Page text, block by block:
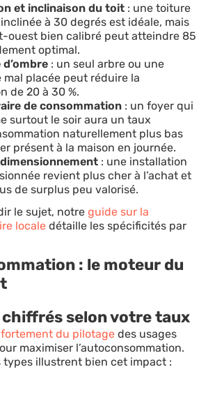
et inclinaison du toit: une toiture
à 30 degrés est idéale, mais
ouest bien calibré peut atteindre 85
optimal.
: un seul arbre ou une
mal placée peut réduire la
de 20 à 30 %.
de consommation: un foyer qui
surtout le soir aura un taux
naturellement plus bas
présent à la maison en journée.
: une installation
revient plus cher à l’achat et
de surplus peu valorisé.
le sujet, notre guide sur la
localedétaille les spécificités par
: le moteur du
selon votre taux
fortement du pilotagedes usages
maximiser l’autoconsommation.
types illustrent bien cet impact :